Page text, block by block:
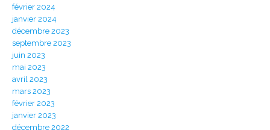
février 2024
janvier 2024
décembre 2023
septembre 2023
juin 2023
mai 2023
avril 2023
mars 2023
février 2023
janvier 2023
décembre 2022